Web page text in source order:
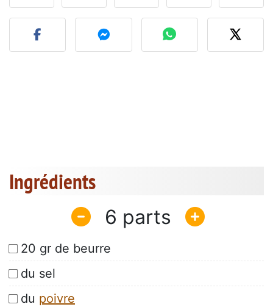
Publier votre photo de
Ingrédients
6
20 gr de beurre
du sel
du poivre